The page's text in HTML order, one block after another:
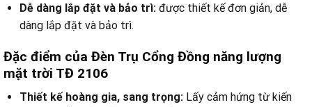
Dễ dàng lắp đặt và bảo trì: được thiết kế đơn giản, dễ
dàng lắp đặt và bảo trì.
Đặc điểm của Đèn Trụ Cổng Đồng năng lượng
mặt trời TĐ 2106
Thiết kế hoàng gia, sang trọng: Lấy cảm hứng từ kiến